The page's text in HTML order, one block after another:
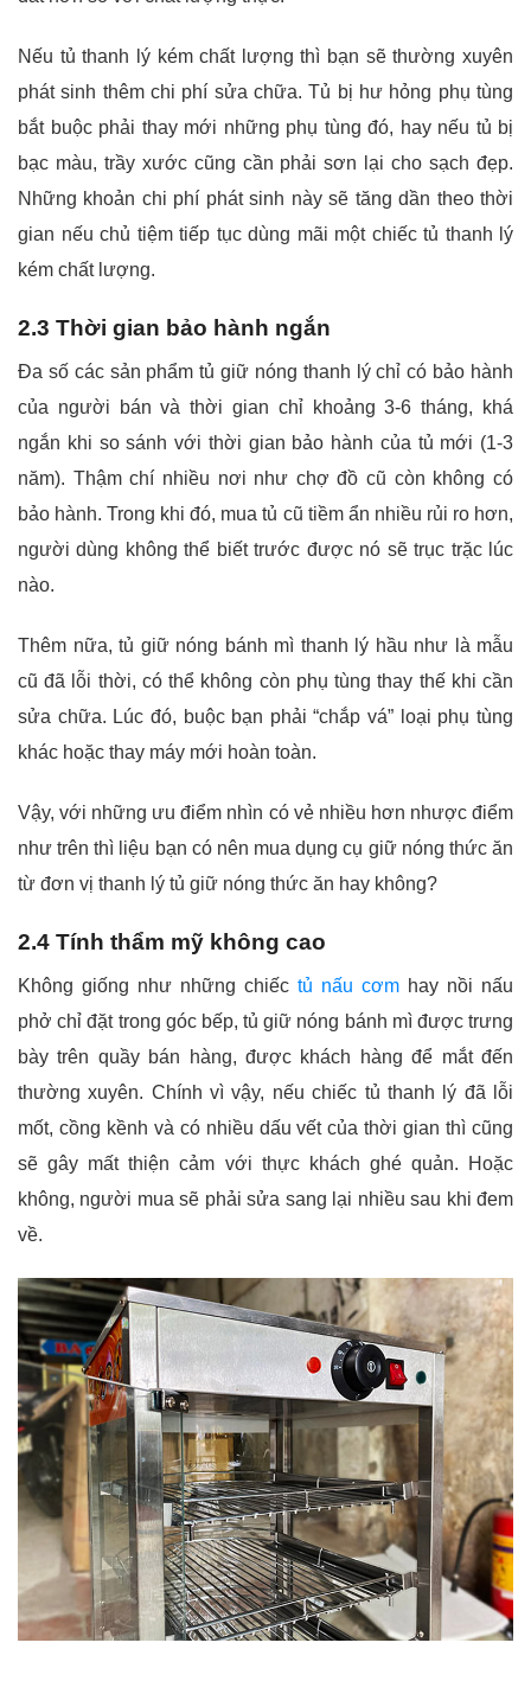
Nếu tủ thanh lý kém chất lượng thì bạn sẽ thường xuyên
phát sinh thêm chi phí sửa chữa. Tủ bị hư hỏng phụ tùng
bắt buộc phải thay mới những phụ tùng đó, hay nếu tủ bị
bạc màu, trầy xước cũng cần phải sơn lại cho sạch đẹp.
Những khoản chi phí phát sinh này sẽ tăng dần theo thời
gian nếu chủ tiệm tiếp tục dùng mãi một chiếc tủ thanh lý
kém chất lượng.
2.3 Thời gian bảo hành ngắn
Đa số các sản phẩm tủ giữ nóng thanh lý chỉ có bảo hành
của người bán và thời gian chỉ khoảng 3-6 tháng, khá
ngắn khi so sánh với thời gian bảo hành của tủ mới (1-3
năm). Thậm chí nhiều nơi như chợ đồ cũ còn không có
bảo hành. Trong khi đó, mua tủ cũ tiềm ẩn nhiều rủi ro hơn,
người dùng không thể biết trước được nó sẽ trục trặc lúc
nào.
Thêm nữa, tủ giữ nóng bánh mì thanh lý hầu như là mẫu
cũ đã lỗi thời, có thể không còn phụ tùng thay thế khi cần
sửa chữa. Lúc đó, buộc bạn phải “chắp vá” loại phụ tùng
khác hoặc thay máy mới hoàn toàn.
Vậy, với những ưu điểm nhìn có vẻ nhiều hơn nhược điểm
như trên thì liệu bạn có nên mua dụng cụ giữ nóng thức ăn
từ đơn vị thanh lý tủ giữ nóng thức ăn hay không?
2.4 Tính thẩm mỹ không cao
Không giống như những chiếc tủ nấu cơm hay nồi nấu
phở chỉ đặt trong góc bếp, tủ giữ nóng bánh mì được trưng
bày trên quầy bán hàng, được khách hàng để mắt đến
thường xuyên. Chính vì vậy, nếu chiếc tủ thanh lý đã lỗi
mốt, cồng kềnh và có nhiều dấu vết của thời gian thì cũng
sẽ gây mất thiện cảm với thực khách ghé quản. Hoặc
không, người mua sẽ phải sửa sang lại nhiều sau khi đem
về.